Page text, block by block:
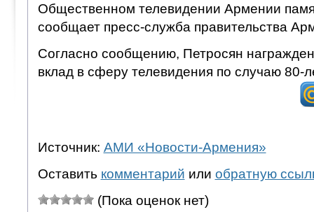
Общественном телевидении Армении
сообщает пресс-служба правительства
Согласно сообщению, Петросян
вклад в сферу телевидения по случаю 80-
Источник: АМИ «Новости-Армения»
Оставить комментарий или обратную
(Пока оценок нет)